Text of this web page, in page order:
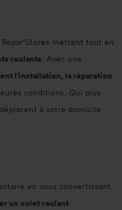
mettent tout en
roulants . Avec une
l'installation, la réparation
conditions. Qui plus
à votre domicile
en vous convertissant
un volet roulant